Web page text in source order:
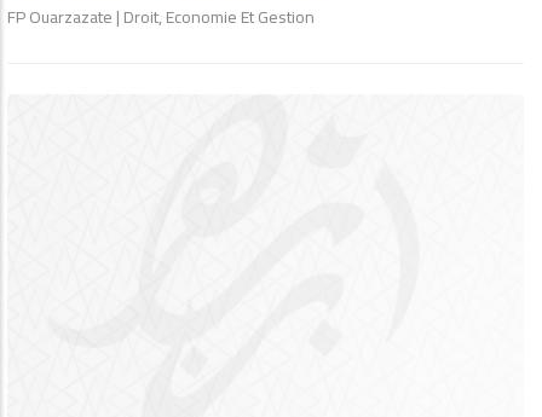
FP Ouarzazate | Droit, Economie Et Gestion